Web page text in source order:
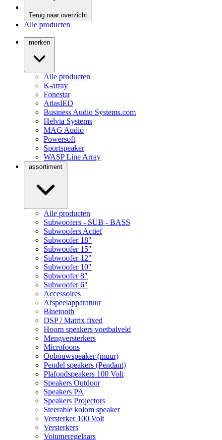
Terug naar overzicht
Alle producten
merken
Alle producten
K-array
Fonestar
AtlasIED
Business Audio Systems.com
Helvia Systems
MAG Audio
Powersoft
Sportspeaker
WASP Line Array
assortiment
Alle producten
Subwoofers - SUB - BASS
Subwoofers Actief
Subwoofer 18"
Subwoofer 15"
Subwoofer 12"
Subwoofer 10"
Subwoofer 8"
Subwoofer 6"
Accessoires
Afspeelapparatuur
Bluetooth
DSP / Matrix fixed
Hoorn speakers voetbalveld
Mengversterkers
Microfoons
Opbouwspeaker (muur)
Pendel speakers (Pendant)
Plafondspeakers 100 Volt
Speakers Outdoor
Speakers PA
Speakers Projectors
Steerable kolom speaker
Versterker 100 Volt
Versterkers
Volumeregelaars